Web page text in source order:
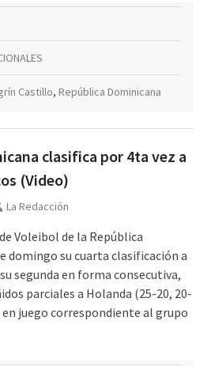
Castillo, República Dominicana
clasifica por 4ta vez a
(Video)
La Redacción
Voleibol de la República
domingo su cuarta clasificación a
segunda en forma consecutiva,
parciales a Holanda (25-20, 20-
en juego correspondiente al grupo